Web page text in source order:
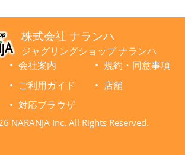
株式会社 ナランハ
ジャグリングショップ ナランハ
会社案内
規約・同意事項
ご利用ガイド
店舗
対応ブラウザ
NARANJA Inc. All Rights Reserved.